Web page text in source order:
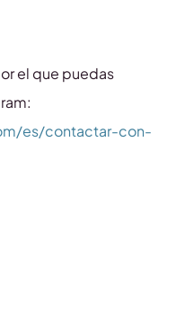
el que puedas
es/contactar-con-